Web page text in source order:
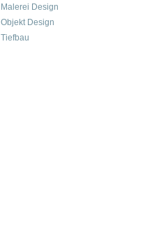
Malerei Design
Objekt Design
Tiefbau